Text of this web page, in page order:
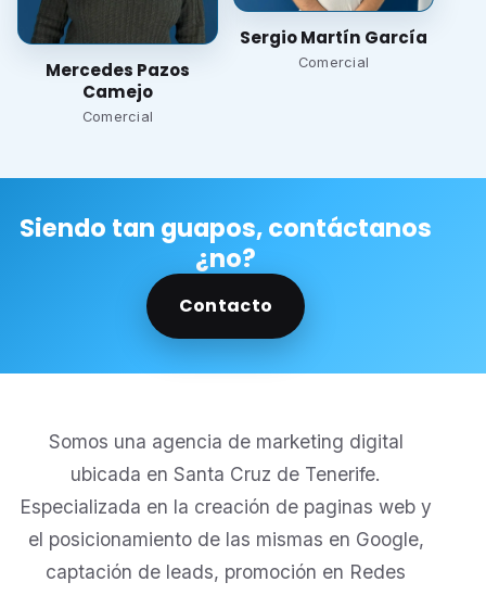
Mercedes Pazos
Camejo
Comercial
Sergio Martín García
Comercial
Siendo tan guapos, contáctanos
¿no?
Contacto
Somos una agencia de marketing digital
ubicada en Santa Cruz de Tenerife.
Especializada en la creación de paginas web y
el posicionamiento de las mismas en Google,
captación de leads, promoción en Redes